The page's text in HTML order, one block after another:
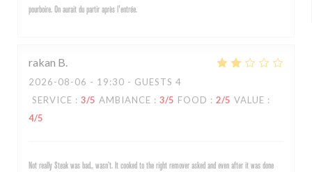
pourboire. On aurait du partir après l'entrée.
rakan B
2026-08-06 - 19:30 - GUESTS 4
SERVICE : 3/5 AMBIANCE : 3/5 FOOD : 2/5 VALUE :
4/5
Not really Steak was bad,, wasn’t. It cooked to the right remover asked and even after it was done